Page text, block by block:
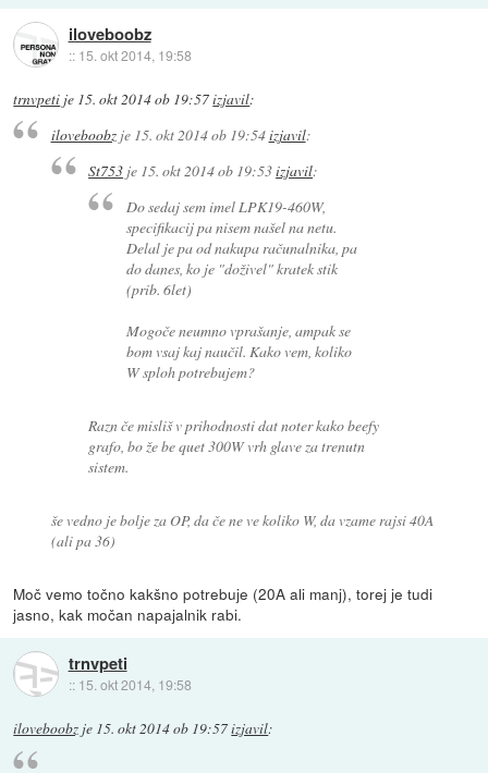
iloveboobz
:: 15. okt 2014, 19:58
trnvpeti je 15. okt 2014 ob 19:57izjavil:
iloveboobzje 15. okt 2014 ob 19:54izjavil:
St753 je 15. okt 2014 ob 19:53izjavil:
Do sedaj sem imel LPK19-460W,
specifikacij pa nisem našel na netu.
Delal je pa od nakupa računalnika, pa
do danes, ko je "doživel" kratek stik
(prib. 6let)
Mogoče neumno vprašanje, ampak se
bom vsaj kaj naučil. Kako vem, koliko
W sploh potrebujem?
Razn če misliš v prihodnosti dat noter kako beefy
grafo, bo že be quet 300W vrh glave za trenutn
sistem.
še vedno je bolje za OP, da če ne ve koliko W, da vzame rajsi 40A
(ali pa 36)
Moč vemo točno kakšno potrebuje (20A ali manj), torej je tudi
jasno, kak močan napajalnik rabi.
trnvpeti
:: 15. okt 2014, 19:58
iloveboobz je 15. okt 2014 ob 19:57izjavil: